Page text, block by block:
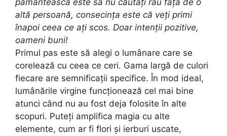
pământească este să nu căutați rău față de o
altă persoană, consecința este că veți primi
înapoi ceea ce ați scos. Doar intenții pozitive,
oameni buni!
Primul pas este să alegi o lumânare care se
corelează cu ceea ce ceri. Gama largă de culori
fiecare are semnificații specifice. În mod ideal,
lumânările virgine funcționează cel mai bine
atunci când nu au fost deja folosite în alte
scopuri. Puteți amplifica magia cu alte
elemente, cum ar fi flori și ierburi uscate,